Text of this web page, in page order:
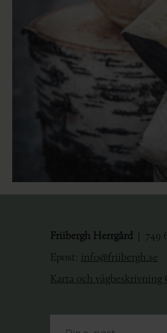
Friibergh Herrgård
749
Epost: info@friibergh.se
Karta och vägbeskrivning